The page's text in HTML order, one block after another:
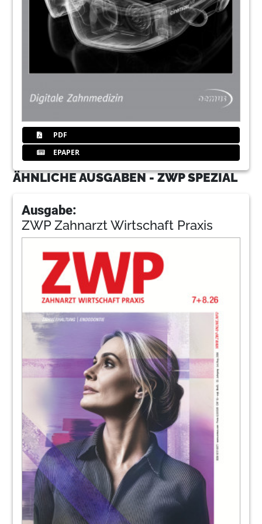
PDF
EPAPER
ÄHNLICHE AUSGABEN - ZWP SPEZIAL
Ausgabe:
ZWP Zahnarzt Wirtschaft Praxis